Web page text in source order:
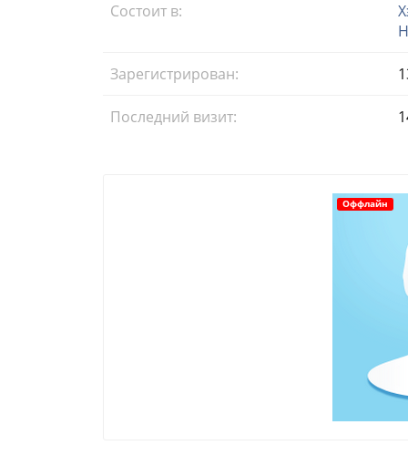
Состоит в:
Зарегистрирован:
Последний визит:
Оффлайн